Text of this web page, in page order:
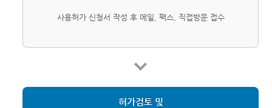
사용허가 신청서 작성 후 메일, 팩스, 직접방문 접수
허가검토 및